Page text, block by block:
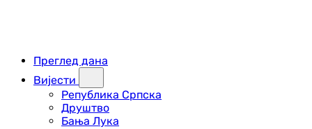
Преглед дана
Вијести
Република Српска
Друштво
Бања Лука